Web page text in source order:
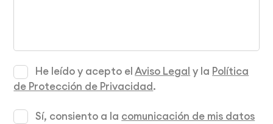
He leído y acepto elAviso Legal y la Política
de Protección de Privacidad.
Sí, consiento a la comunicación de mis datos